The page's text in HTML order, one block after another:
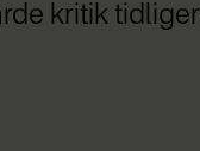
kritik